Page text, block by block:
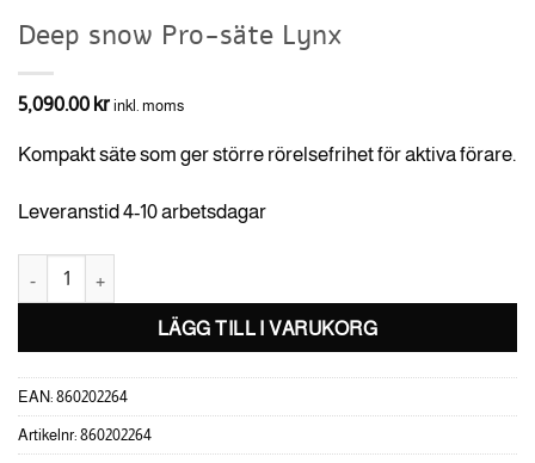
Deep snow Pro-säte Lynx
5,090.00 kr inkl. moms
Kompakt säte som ger större rörelsefrihet för aktiva förare.
Leveranstid 4-10 arbetsdagar
Deep snow Pro-säte Lynx mängd
LÄGG TILL I VARUKORG
EAN: 860202264
Artikelnr: 860202264